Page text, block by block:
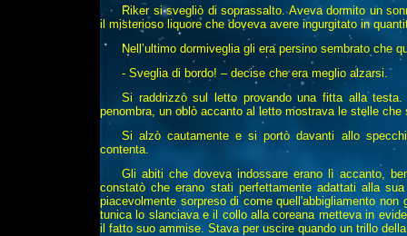
Riker si svegliò di soprassalto. Aveva dormito un
il misterioso liquore che doveva avere ingurgitato in
Nell’ultimo dormiveglia gli era persino sembrato che
- Sveglia di bordo! – decise che era meglio alzarsi.
Si raddrizzò sul letto provando una fitta alla
penombra, un oblò accanto al letto mostrava le stelle che
Si alzò cautamente e si portò davanti allo
contenta.
Gli abiti che doveva indossare erano lì accanto,
constatò che erano stati perfettamente adattati alla
piacevolmente sorpreso di come quell'abbigliamento
tunica lo slanciava e il collo alla coreana metteva in
il fatto suo ammise. Stava per uscire quando un trillo